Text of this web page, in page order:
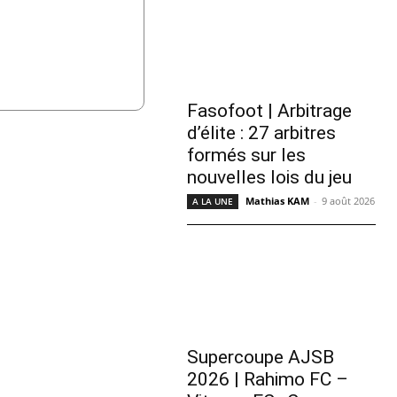
Fasofoot | Arbitrage
d’élite : 27 arbitres
formés sur les
nouvelles lois du jeu
A LA UNE Mathias KAM - 9 août 2026
Supercoupe AJSB
2026 | Rahimo FC –